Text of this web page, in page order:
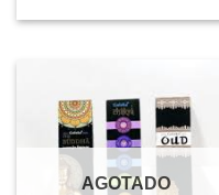
$ 900
AGOTADO